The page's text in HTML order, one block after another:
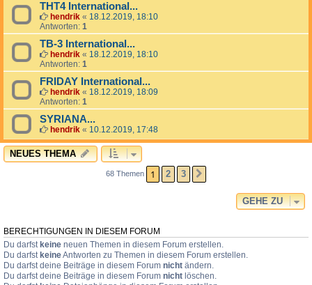
THT4 International...
hendrik « 18.12.2019, 18:10
Antworten: 1
TB-3 International...
hendrik « 18.12.2019, 18:10
Antworten: 1
FRIDAY International...
hendrik « 18.12.2019, 18:09
Antworten: 1
SYRIANA...
hendrik « 10.12.2019, 17:48
NEUES THEMA
68 Themen 1 2 3
GEHE ZU
BERECHTIGUNGEN IN DIESEM FORUM
Du darfst keine neuen Themen in diesem Forum erstellen.
Du darfst keineAntworten zu Themen in diesem Forum erstellen.
Du darfst deine Beiträge in diesem Forum nicht ändern.
Du darfst deine Beiträge in diesem Forum nicht löschen.